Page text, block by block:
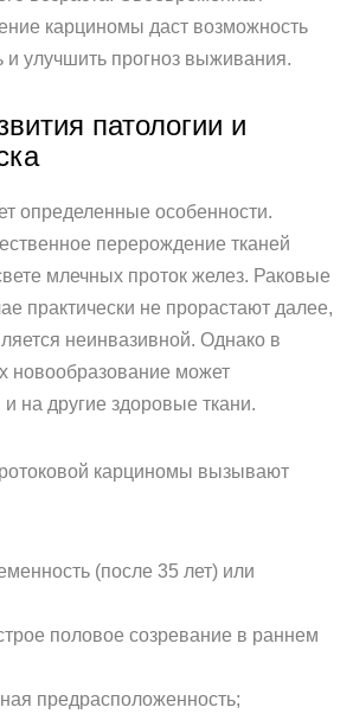
карциномы даст возможность
и улучшить прогноз выживания.
патологии и
определенные особенности.
перерождение тканей
млечных проток желез. Раковые
практически не прорастают далее,
неинвазивной. Однако в
новообразование может
и на другие здоровые ткани.
карциномы вызывают
(после 35 лет) или
половое созревание в раннем
предрасположенность;